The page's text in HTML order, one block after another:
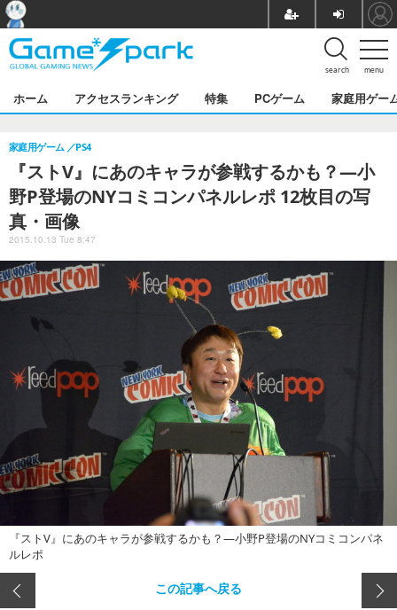
menu
search
ホーム アクセスランキング 特集 PCゲーム 家庭用ゲー
『ストV』にあのキャラが参戦するかも？―小
野P登場のNYコミコンパネルレポ 12枚目の写
真・画像
家庭用ゲーム PS4
2015.10.13 Tue 8:47
『ストV』にあのキャラが参戦するかも？―小野P登場のNYコミコンパネ
ルレポ
この記事へ戻る